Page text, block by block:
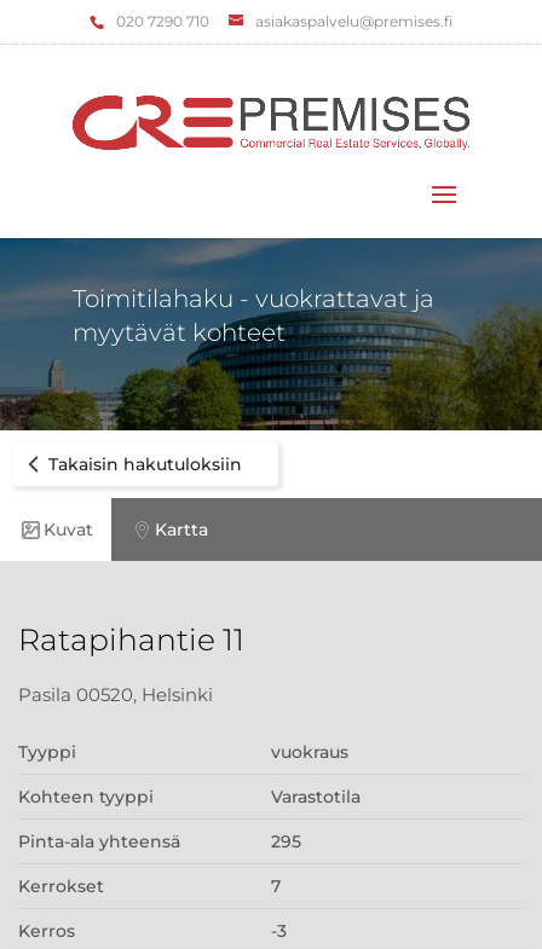
‌020 7290 710 asiakaspalvelu@premises.fi
Toimitilahaku - vuokrattavat ja
myytävät kohteet
Takaisin hakutuloksiin
Kuvat Kartta
Ratapihantie 11
Pasila 00520, Helsinki
Tyyppi vuokraus
Kohteen tyyppi Varastotila
Pinta-ala yhteensä 295
Kerrokset 7
Kerros -3